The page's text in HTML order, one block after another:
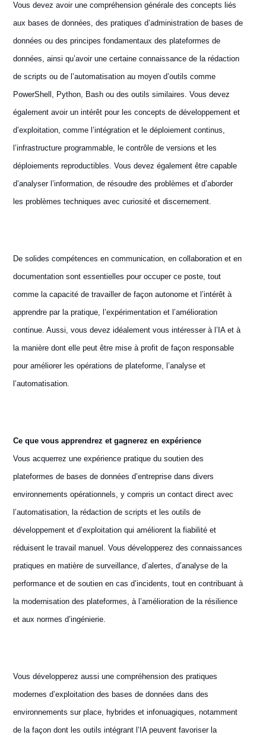
Vous devez avoir une compréhension générale des concepts liés
aux bases de données, des pratiques d’administration de bases de
données ou des principes fondamentaux des plateformes de
données, ainsi qu’avoir une certaine connaissance de la rédaction
de scripts ou de l’automatisation au moyen d’outils comme
PowerShell, Python, Bash ou des outils similaires. Vous devez
également avoir un intérêt pour les concepts de développement et
d’exploitation, comme l’intégration et le déploiement continus,
l’infrastructure programmable, le contrôle de versions et les
déploiements reproductibles. Vous devez également être capable
d’analyser l’information, de résoudre des problèmes et d’aborder
les problèmes techniques avec curiosité et discernement.
De solides compétences en communication, en collaboration et en
documentation sont essentielles pour occuper ce poste, tout
comme la capacité de travailler de façon autonome et l’intérêt à
apprendre par la pratique, l’expérimentation et l’amélioration
continue. Aussi, vous devez idéalement vous intéresser à l’IA et à
la manière dont elle peut être mise à profit de façon responsable
pour améliorer les opérations de plateforme, l’analyse et
l’automatisation.
Ce que vous apprendrez et gagnerez en expérience
Vous acquerrez une expérience pratique du soutien des
plateformes de bases de données d’entreprise dans divers
environnements opérationnels, y compris un contact direct avec
l’automatisation, la rédaction de scripts et les outils de
développement et d’exploitation qui améliorent la fiabilité et
réduisent le travail manuel. Vous développerez des connaissances
pratiques en matière de surveillance, d’alertes, d’analyse de la
performance et de soutien en cas d’incidents, tout en contribuant à
la modernisation des plateformes, à l’amélioration de la résilience
et aux normes d’ingénierie.
Vous développerez aussi une compréhension des pratiques
modernes d’exploitation des bases de données dans des
environnements sur place, hybrides et infonuagiques, notamment
de la façon dont les outils intégrant l’IA peuvent favoriser la